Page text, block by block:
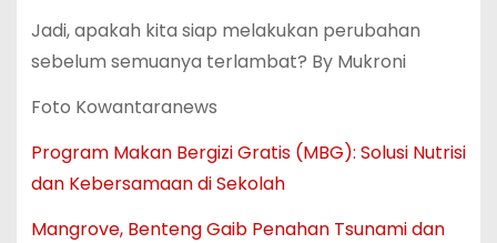
Jadi, apakah kita siap melakukan perubahan
sebelum semuanya terlambat? By Mukroni
Foto Kowantaranews
Program Makan Bergizi Gratis (MBG): Solusi Nutrisi
dan Kebersamaan di Sekolah
Mangrove, Benteng Gaib Penahan Tsunami dan